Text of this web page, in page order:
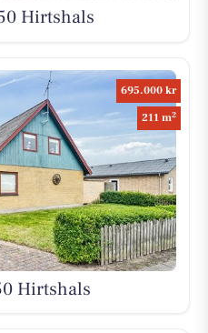
Hirtshals
695.000 kr
211 m2
Hirtshals